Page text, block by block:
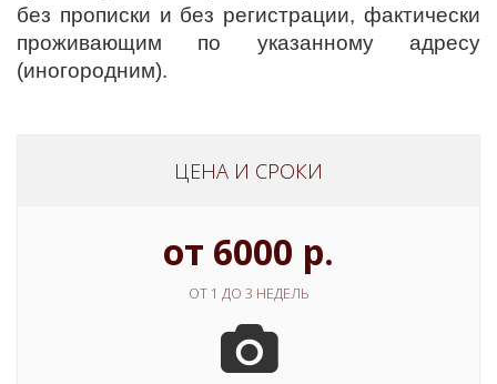
без прописки и без регистрации, фактически
проживающим по указанному адресу
(иногородним).
ЦЕНА И СРОКИ
от 6000 р.
ОТ 1 ДО 3 НЕДЕЛЬ